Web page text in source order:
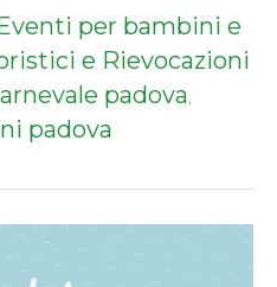
per bambini e
e Rievocazioni
padova,
padova